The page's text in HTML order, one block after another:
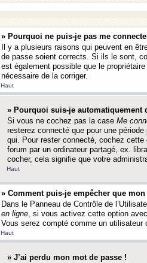
» Pourquoi ne puis-je pas me
Il y a plusieurs raisons qui peuvent en
de passe soient corrects. Si ils le sont,
est également possible que le
nécessaire de la corriger.
Haut
» Pourquoi suis-je automatiquement
Si vous ne cochez pas la case Me
resterez connecté que pour une
qui. Pour rester connecté, cochez
forum par un ordinateur partagé, ex.
cocher, cela signifie que votre
Haut
» Comment puis-je empêcher que
Dans le Panneau de Contrôle de
en ligne, si vous activez cette option avec
Vous serez compté comme un utilisateur
Haut
» J’ai perdu mon mot de passe !